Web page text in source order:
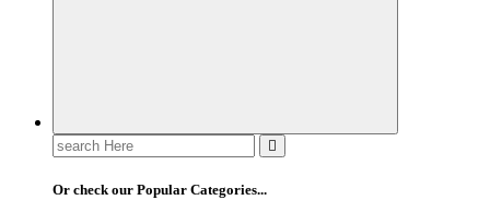
Search
for:
Or check our Popular Categories...